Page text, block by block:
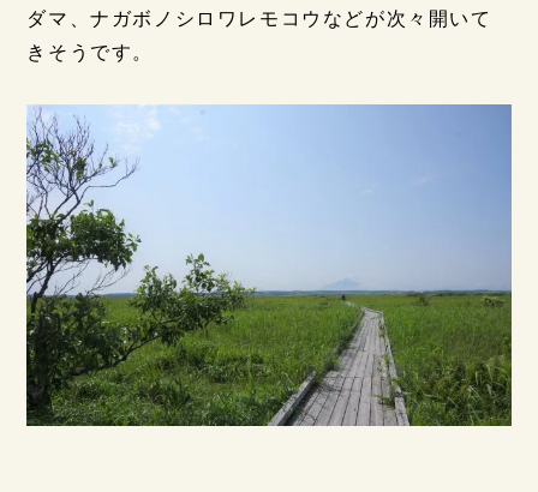
ダマ、ナガボノシロワレモコウなどが次々開いて
きそうです。